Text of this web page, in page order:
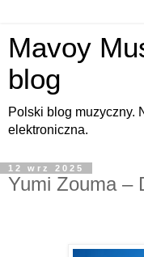
Mavoy
blog
Polski blog muzyczny.
elektroniczna.
12 wrz 2025
Yumi Zouma –